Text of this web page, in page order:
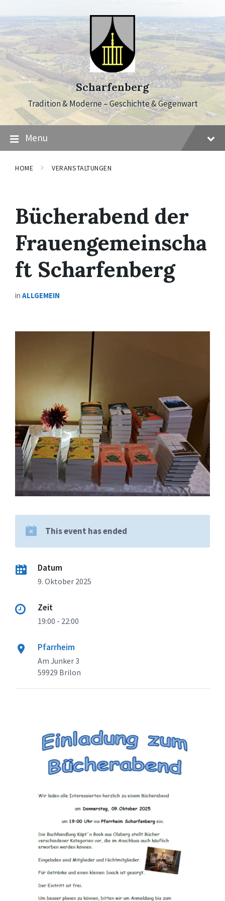
content
main
navigation
footer
Scharfenberg
Tradition & Moderne – Geschichte & Gegenwart
Menu
HOME VERANSTALTUNGEN
Bücherabend der
Frauengemeinscha
ft Scharfenberg
in ALLGEMEIN
This event has ended
Datum
9. Oktober 2025
Zeit
19:00 - 22:00
Pfarrheim
Am Junker 3
59929 Brilon